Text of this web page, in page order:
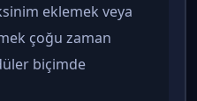
eklemek veya
çoğu zaman
biçimde